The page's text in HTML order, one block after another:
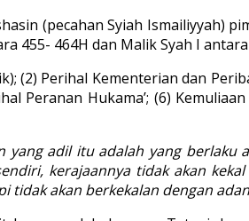
(pecahan Syiah Ismailiyyah)
455- 464H dan Malik Syah I antara
(2) Perihal Kementerian dan
Peranan Hukama’; (6)
yang adil itu adalah yang berlaku
kerajaannya tidak akan
tidak akan berkekalan dengan